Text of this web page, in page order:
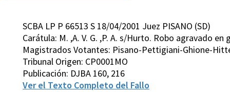
SCBA LP P 66513 S 18/04/2001 Juez PISANO (SD)
Carátula: M. ,A. V. G. ,P. A. s/Hurto. Robo agravado
Magistrados Votantes: Pisano-Pettigiani-Ghione-
Tribunal Origen: CP0001MO
Publicación: DJBA 160, 216
Ver el Texto Completo del Fallo